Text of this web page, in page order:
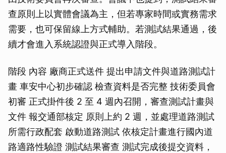
查原則上以實體會議為主，但若專家時間或實務需求
需要，也可保留線上方式輔助。若測試結果通過，後
續才會進入系統認證與正式導入階段。
階段 內容 廠商正式送件 提出申請文件與道路測試計
畫 車安中心初步確認 檢查資料是否完整 技術委員會
初審 正式掛件後 2 至 4 週內召開，審查測試計畫與
文件 報交通部核定 原則上約 2 週，並處理道路測試
所需行政配套 啟動道路測試 依核定計畫進行國內道
路適路性驗證 測試結果審查 測試完成後提交資料，